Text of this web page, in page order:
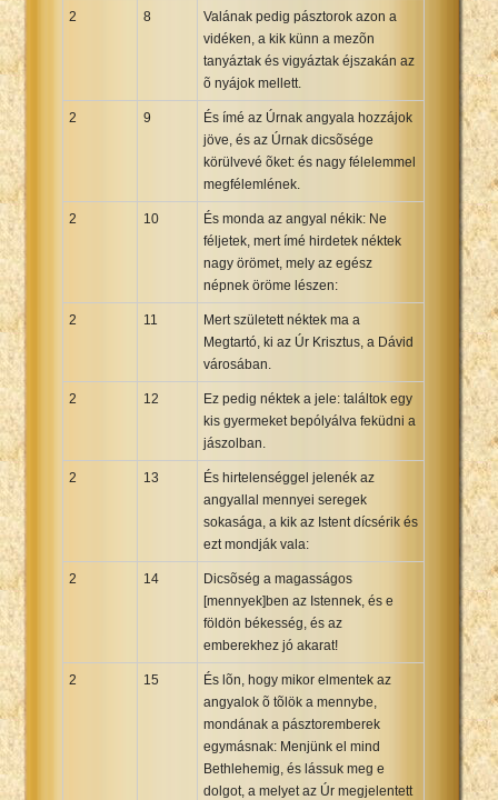
2 8
Valának pedig pásztorok azon a
vidéken, a kik künn a mezõn
tanyáztak és vigyáztak éjszakán az
õ nyájok mellett.
2 9
És ímé az Úrnak angyala hozzájok
jöve, és az Úrnak dicsõsége
körülvevé õket: és nagy félelemmel
megfélemlének.
2 10
És monda az angyal nékik: Ne
féljetek, mert ímé hirdetek néktek
nagy örömet, mely az egész
népnek öröme lészen:
2 11
Mert született néktek ma a
Megtartó, ki az Úr Krisztus, a Dávid
városában.
2 12
Ez pedig néktek a jele: találtok egy
kis gyermeket bepólyálva feküdni a
jászolban.
2 13
És hirtelenséggel jelenék az
angyallal mennyei seregek
sokasága, a kik az Istent dícsérik és
ezt mondják vala:
2 14
Dicsõség a magasságos
[mennyek]ben az Istennek, és e
földön békesség, és az
emberekhez jó akarat!
2 15
És lõn, hogy mikor elmentek az
angyalok õ tõlök a mennybe,
mondának a pásztoremberek
egymásnak: Menjünk el mind
Bethlehemig, és lássuk meg e
dolgot, a melyet az Úr megjelentett